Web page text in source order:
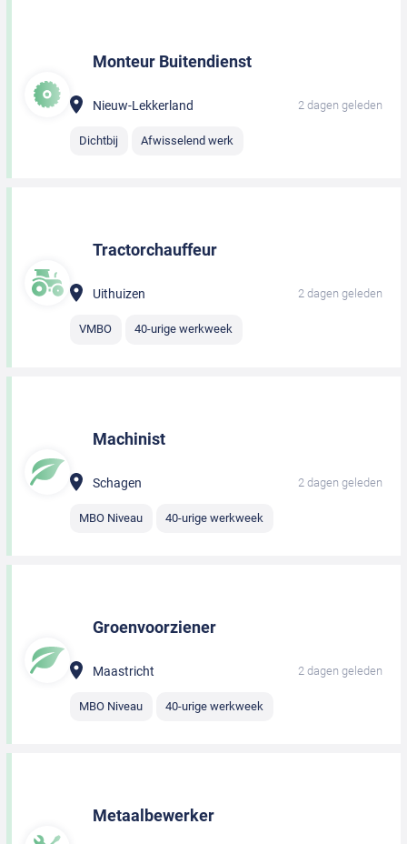
Monteur Buitendienst
Nieuw-Lekkerland 2 dagen geleden
Dichtbij Afwisselend werk
Tractorchauffeur
Uithuizen 2 dagen geleden
VMBO 40-urige werkweek
Machinist
Schagen 2 dagen geleden
MBO Niveau 40-urige werkweek
Groenvoorziener
Maastricht 2 dagen geleden
MBO Niveau 40-urige werkweek
Metaalbewerker